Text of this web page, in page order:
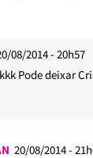
08/2014 - 20h57
Pode deixar
20/08/2014 -